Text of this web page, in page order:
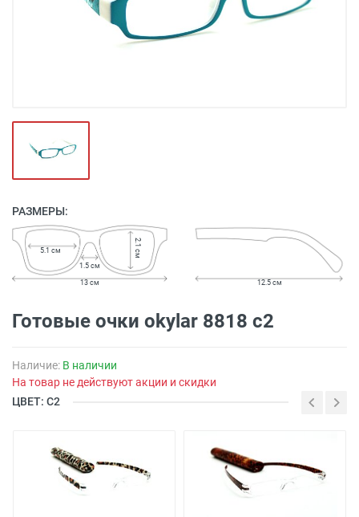
РАЗМЕРЫ:
1.5 см
5.1 см 2.1 см
13 см 12.5 см
Готовые очки okylar 8818 c2
Наличие: В наличии
На товар не действуют акции и скидки
ЦВЕТ: С2